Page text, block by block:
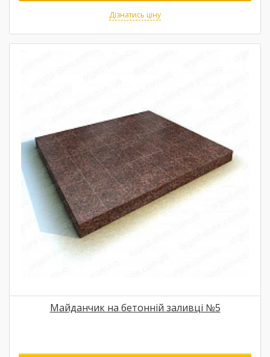
Дізнатись ціну
Майданчик на бетонній заливці №5